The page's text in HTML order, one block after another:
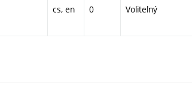
cs, en 0 Volitelný